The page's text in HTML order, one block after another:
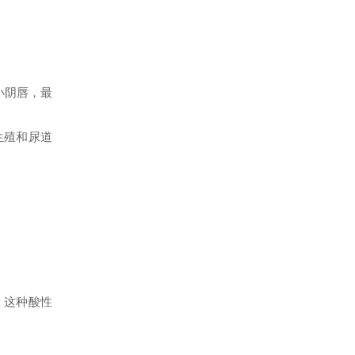
阴唇，最
殖和尿道
这种酸性